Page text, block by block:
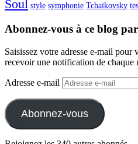
Soul style symphonie Tchaïkovsky
Abonnez-vous à ce blog
Saisissez votre adresse e-mail pour
recevoir une notification de chaque
Adresse e-mail
Abonnez-vous